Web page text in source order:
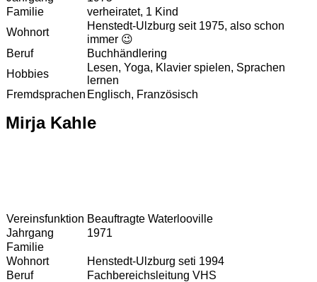
Familie
verheiratet, 1 Kind
Wohnort
Henstedt-Ulzburg seit 1975, also schon
immer 😉
Beruf
Buchhändlering
Hobbies
Lesen, Yoga, Klavier spielen, Sprachen
lernen
Fremdsprachen Englisch, Französisch
Mirja Kahle
Vereinsfunktion Beauftragte Waterlooville
Jahrgang
1971
Familie
Wohnort
Henstedt-Ulzburg seti 1994
Beruf
Fachbereichsleitung VHS